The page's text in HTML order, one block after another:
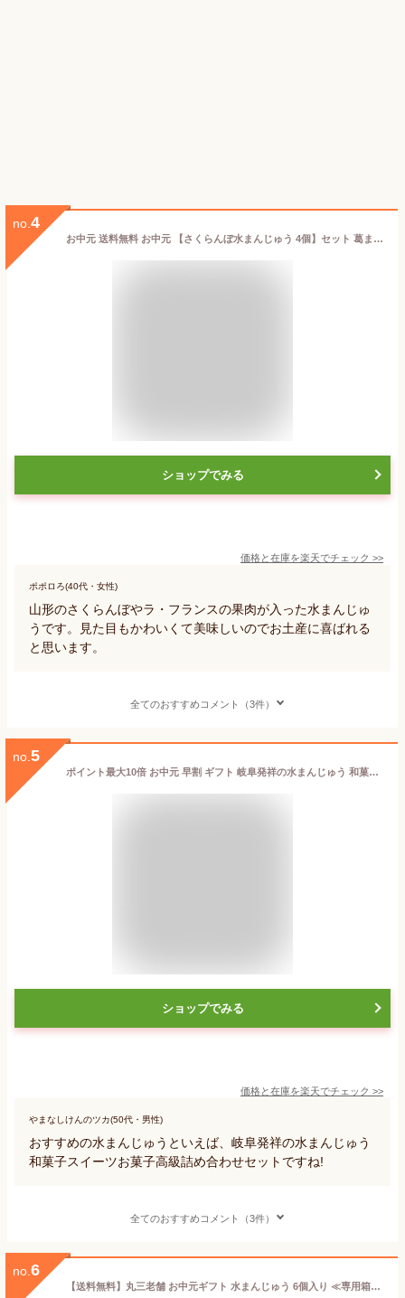
no. 4
お中元 送料無料 お中元 【さくらんぼ水まんじゅう 4個】セット 葛まんじゅう 和菓子 水まんじゅう 詰め合わせ お中元 ラフランス ずんだ こしあん お中元さくらんぼ ギフト さくらんぼ 山形 さくらんぼ さくらんぼ ギフト 山形 さくらんぼ お中元 和菓子
ショップでみる
価格と在庫を楽天でチェック >>
ポポロろ(40代・女性)
山形のさくらんぼやラ・フランスの果肉が入った水まんじゅ
うです。見た目もかわいくて美味しいのでお土産に喜ばれる
と思います。
全てのおすすめコメント（3件）
no. 5
ポイント最大10倍 お中元 早割 ギフト 岐阜発祥の水まんじゅう 和菓子 スイーツ お菓子 高級 詰め合わせ 送料無料 御中元 あす楽 プレゼント 夏ギフト 贈り物 7大特典 誕生日祝い 内祝 涼しい お取り寄せ 栗きんとん 高級食材 ヒンヤリ 5種類の 水まんじゅう セット 10個入
ショップでみる
価格と在庫を楽天でチェック >>
やまなしけんのツカ(50代・男性)
おすすめの水まんじゅうといえば、岐阜発祥の水まんじゅう
和菓子スイーツお菓子高級詰め合わせセットですね!
全てのおすすめコメント（3件）
no. 6
【送料無料】丸三老舗 お中元ギフト 水まんじゅう 6個入り ≪専用箱入り≫ 御中元 個包装 和菓子 スイーツ 高級 お取り寄せ あんこ 夏ギフト 暑中御見舞